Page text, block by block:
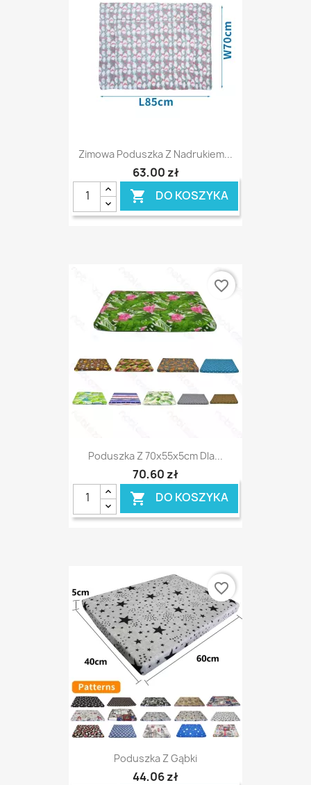
Zimowa Poduszka Z Nadrukiem...
63,00 zł
 DO KOSZYKA
Poduszka Z 70x55x5cm Dla...
70,60 zł
 DO KOSZYKA
favorite_border
Poduszka Z Gąbki
44,06 zł
favorite_border